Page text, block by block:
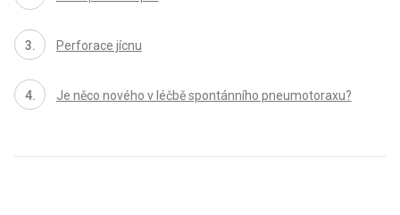
Perforace jícnu
Je něco nového v léčbě spontánního pneumotoraxu?